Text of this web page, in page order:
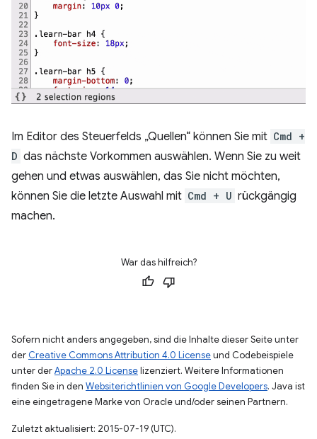
Im Editor des Steuerfelds „Quellen“ können Sie mit Cmd +
D das nächste Vorkommen auswählen. Wenn Sie zu weit
gehen und etwas auswählen, das Sie nicht möchten,
können Sie die letzte Auswahl mit Cmd + U rückgängig
machen.
War das hilfreich?
Sofern nicht anders angegeben, sind die Inhalte dieser Seite unter
der Creative Commons Attribution 4.0 Licenseund Codebeispiele
unter derApache 2.0 Licenselizenziert. Weitere Informationen
finden Sie in den Websiterichtlinien von Google Developers. Java ist
eine eingetragene Marke von Oracle und/oder seinen Partnern.
Zuletzt aktualisiert: 2015-07-19 (UTC).